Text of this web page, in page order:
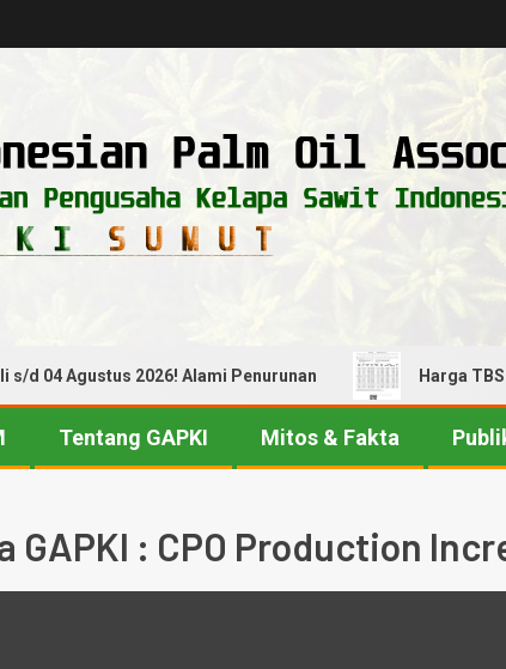
Agustus 2026! Alami Penurunan Harga TBS
Tentang GAPKI Mitos & Fakta
GAPKI : CPO Production